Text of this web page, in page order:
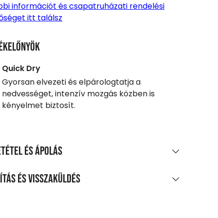
információt és csapatruházati rendelési
itt találsz
Quick Dry
Gyorsan elvezeti és elpárologtatja a
nedvességet, intenzív mozgás közben is
kényelmet biztosít.
és ápolás
és visszaküldés